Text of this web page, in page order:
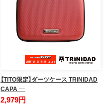
【TiTO限定】ダーツケース TRiNiDAD
CAPA …
2,979円